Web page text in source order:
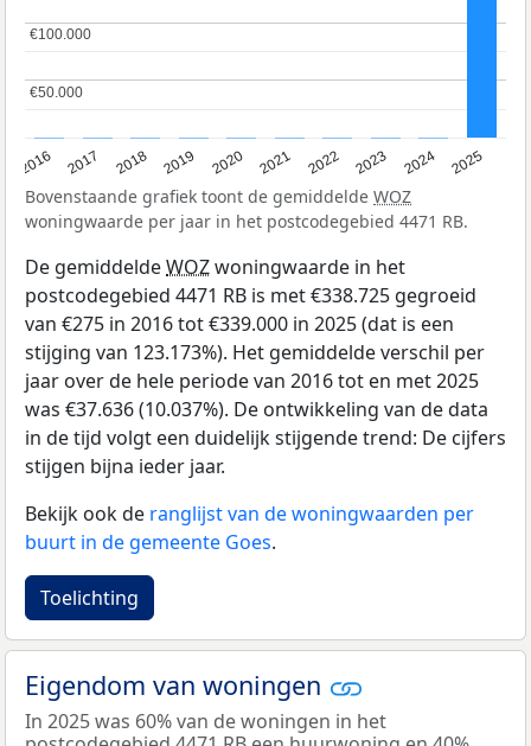
2016 2017 2018 2019 2020 2021 2022 2023 2024 2025
€50.000
€50.000
€100.000
€100.000
Bovenstaande grafiek toont de gemiddelde WOZ
woningwaarde per jaar in het postcodegebied 4471 RB.
De gemiddeldeWOZwoningwaarde in het
postcodegebied 4471 RB is met €338.725 gegroeid
van €275 in 2016 tot €339.000 in 2025 (dat is een
stijging van 123.173%). Het gemiddelde verschil per
jaar over de hele periode van 2016 tot en met 2025
was €37.636 (10.037%). De ontwikkeling van de data
in de tijd volgt een duidelijk stijgende trend: De cijfers
stijgen bijna ieder jaar.
Bekijk ook de ranglijst van de woningwaarden per
buurt in de gemeente Goes.
Toelichting
Eigendom van woningen
In 2025 was 60% van de woningen in het